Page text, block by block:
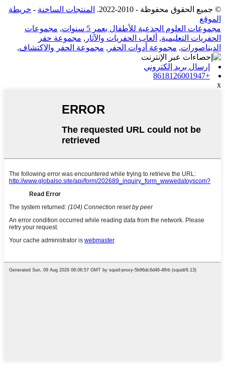
© جميع الحقوق محفوظة - 2010-2022. المنتجات الساخنة - خريطة
الموقع
مجموعات العلوم الجذعية للأطفال بعمر 5 سنوات
, مجموعات
الحفريات التعليمية, ألعاب الحفريات والآثار , مجموعة حفر
الديناصورات, مجموعة أدوات الحفر , مجموعة الحفر والاكتشاف,
إرسال بريد إلكتروني
+8618126001947
x